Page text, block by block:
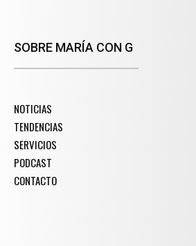
SOBRE MARÍA CON G
NOTICIAS
TENDENCIAS
SERVICIOS
PODCAST
CONTACTO